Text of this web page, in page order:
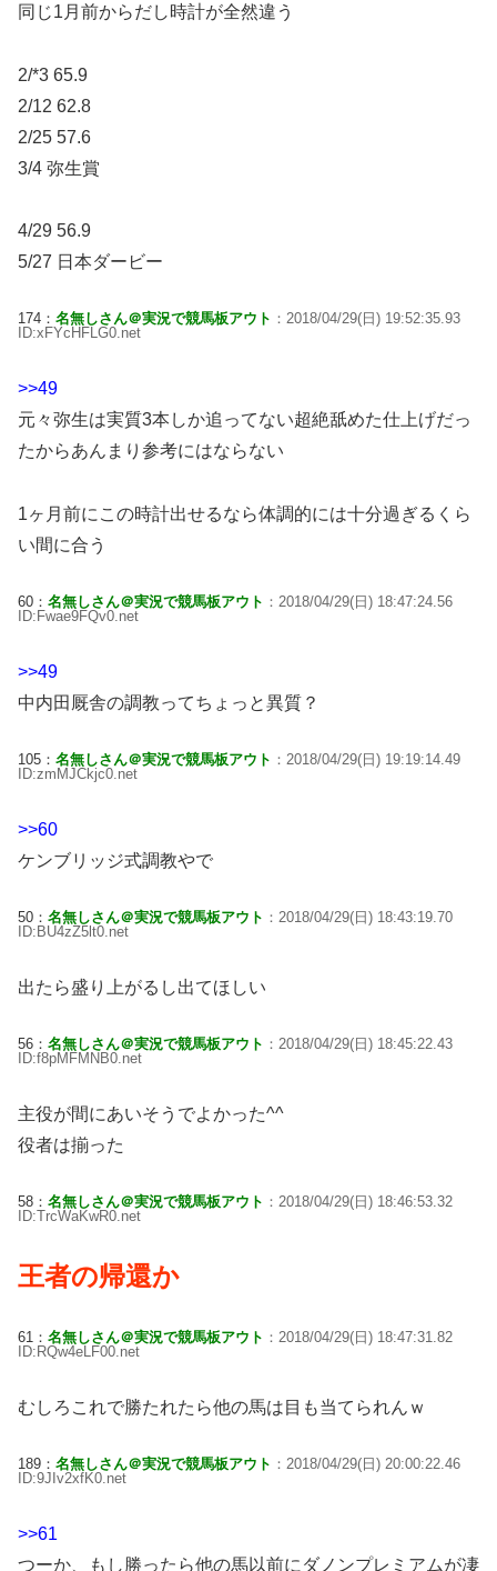
同じ1月前からだし時計が全然違う
2/*3 65.9
2/12 62.8
2/25 57.6
3/4 弥生賞
4/29 56.9
5/27 日本ダービー
174： 名無しさん＠実況で競馬板アウト ：2018/04/29(日) 19:52:35.93
ID:xFYcHFLG0.net
>>49
元々弥生は実質3本しか追ってない超絶舐めた仕上げだっ
たからあんまり参考にはならない
1ヶ月前にこの時計出せるなら体調的には十分過ぎるくら
い間に合う
60： 名無しさん＠実況で競馬板アウト ：2018/04/29(日) 18:47:24.56
ID:Fwae9FQv0.net
>>49
中内田厩舎の調教ってちょっと異質？
105： 名無しさん＠実況で競馬板アウト ：2018/04/29(日) 19:19:14.49
ID:zmMJCkjc0.net
>>60
ケンブリッジ式調教やで
50： 名無しさん＠実況で競馬板アウト ：2018/04/29(日) 18:43:19.70
ID:BU4zZ5lt0.net
出たら盛り上がるし出てほしい
56： 名無しさん＠実況で競馬板アウト ：2018/04/29(日) 18:45:22.43
ID:f8pMFMNB0.net
主役が間にあいそうでよかった^^
役者は揃った
58： 名無しさん＠実況で競馬板アウト ：2018/04/29(日) 18:46:53.32
ID:TrcWaKwR0.net
王者の帰還か
61： 名無しさん＠実況で競馬板アウト ：2018/04/29(日) 18:47:31.82
ID:RQw4eLF00.net
むしろこれで勝たれたら他の馬は目も当てられんｗ
189： 名無しさん＠実況で競馬板アウト ：2018/04/29(日) 20:00:22.46
ID:9JIv2xfK0.net
>>61
つーか、もし勝ったら他の馬以前にダノンプレミアムが凄